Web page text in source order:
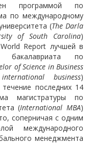
программой по
по международному
(The Darla
of South Carolina)
Report лучшей в
по
of Science in Business
business)
последних 14
магистратуры по
(International MBA)
соперничая с одним
международного
менеджмента